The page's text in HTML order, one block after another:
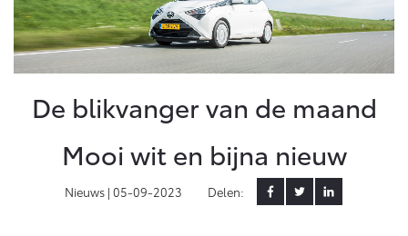
Ons bedrijf
Contact en Route
Vacatures
Klantbeoordelingen
Aygo X
HYBRIDE
Yaris
HYBRIDE
Vanaf € 27.195,-
Occasions
Diensten
De blikvanger van de maand
Mooi wit en bijna nieuw
Nieuws | 05-09-2023 Delen: